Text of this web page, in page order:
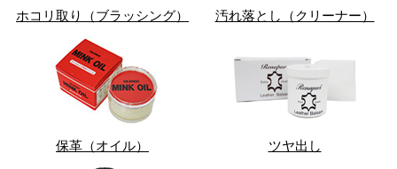
ホコリ取り（ブラッシング） 汚れ落とし（クリーナー）
保革（オイル） ツヤ出し